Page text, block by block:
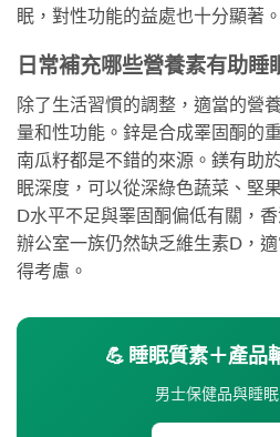
眠，對性功能的益處也十分顯著。
日常補充哪些營養素有助睡
除了生活習慣的調整，適當的營
量和性功能。鋅是合成睪固酮的
南瓜籽都是不錯的來源。鎂有助
眠深度，可以從深綠色蔬菜、堅
D水平不足與睪固酮偏低有關，
辦公室一族仍然缺乏維生素D，
得考慮。
💪 睡眠質素＋產品
男士保健品與睡